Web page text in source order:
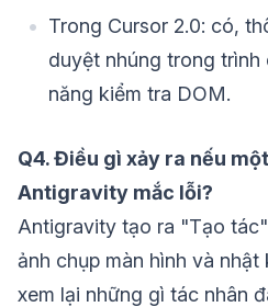
Trong Cursor 2.0: có,
duyệt nhúng trong trình
năng kiểm tra DOM.
Q4. Điều gì xảy ra nếu
Antigravity mắc lỗi?
Antigravity tạo ra "Tạo
ảnh chụp màn hình và
xem lại những gì tác nhân